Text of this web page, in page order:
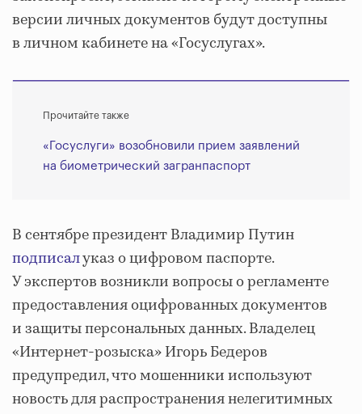
версии личных документов будут доступны
в личном кабинете на «Госуслугах».
Прочитайте также
«Госуслуги» возобновили прием заявлений
на биометрический загранпаспорт
В сентябре президент Владимир Путин
подписалуказ о цифровом паспорте.
У экспертов возникли вопросы о регламенте
предоставления оцифрованных документов
и защиты персональных данных. Владелец
«Интернет-розыска» Игорь Бедеров
предупредил, что мошенники используют
новость для распространения нелегитимных